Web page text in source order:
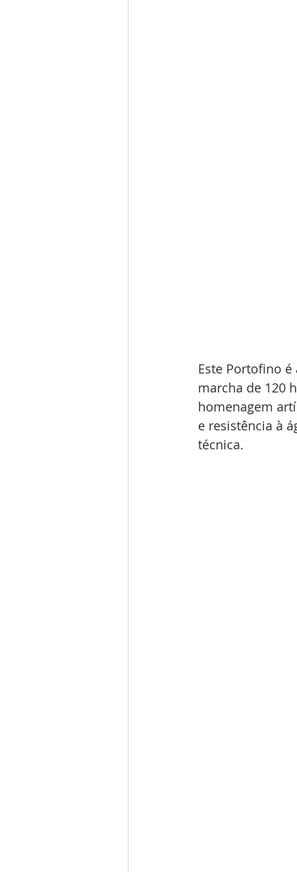
Este Portofino
marcha de 120
homenagem
e resistência à
técnica.